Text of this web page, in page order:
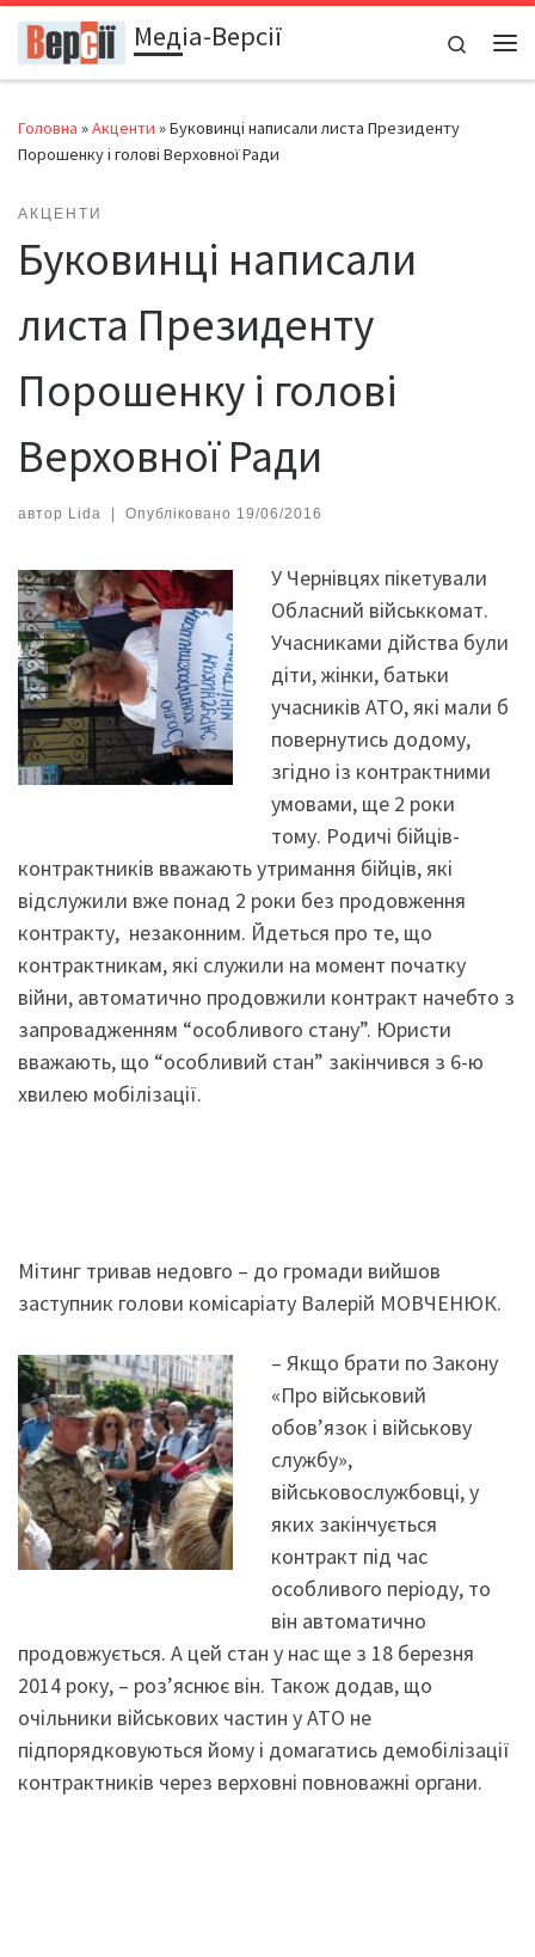
Перейти до вмістуМедіа-Версії
Search
Головна »Акценти »Буковинці написали листа Президенту
Порошенку і голові Верховної Ради
АКЦЕНТИ
Буковинці написали
листа Президенту
Порошенку і голові
Верховної Ради
автор Lida | Опубліковано 19/06/2016
У Чернівцях пікетували
Обласний військкомат.
Учасниками дійства були
діти, жінки, батьки
учасників АТО, які мали б
повернутись додому,
згідно із контрактними
умовами, ще 2 роки
тому. Родичі бійців-
контрактників вважають утримання бійців, які
відслужили вже понад 2 роки без продовження
контракту, незаконним. Йдеться про те, що
контрактникам, які служили на момент початку
війни, автоматично продовжили контракт начебто з
запровадженням “особливого стану”. Юристи
вважають, що “особливий стан” закінчився з 6-ю
хвилею мобілізації.
Мітинг тривав недовго – до громади вийшов
заступник голови комісаріату Валерій МОВЧЕНЮК.
– Якщо брати по Закону
«Про військовий
обов’язок і військову
службу»,
військовослужбовці, у
яких закінчується
контракт під час
особливого періоду, то
він автоматично
продовжується. А цей стан у нас ще з 18 березня
2014 року, – роз’яснює він. Також додав, що
очільники військових частин у АТО не
підпорядковуються йому і домагатись демобілізації
контрактників через верховні повноважні органи.